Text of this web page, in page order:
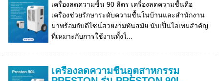
เครื่องลดความชื้น 90 ลิตร เครื่องลดความชื้นคือ
เครื่องช่วยรักษาระดับความชื้นในบ้านและสำนักงาน
มาพร้อมกับดีไซน์สวยงามทันสมัย นับเป็นไอเทมสำคัญ
ที่เหมาะกับการใช้งานทั้งใ...
เครื่องลดความชื้นอุตสาหกรรม